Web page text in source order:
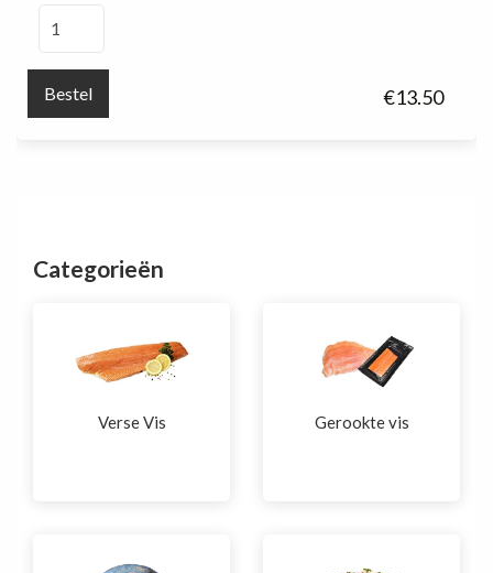
€13.50
gram
aantal
Bestel
Categorieën
Verse Vis Gerookte vis